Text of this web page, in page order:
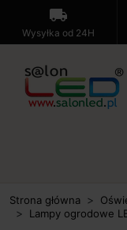
local_shipping
Wysyłka od 24H
Strona główna
Lampy ogrodowe